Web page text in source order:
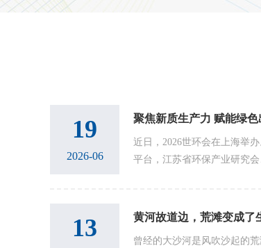
19
2026-06
聚焦新质生产力 赋能绿
近日，2026世环会在上海举
平台，江苏省环保产业研究
13 黄河故道边，荒滩变成了
曾经的大沙河是风吹沙起的